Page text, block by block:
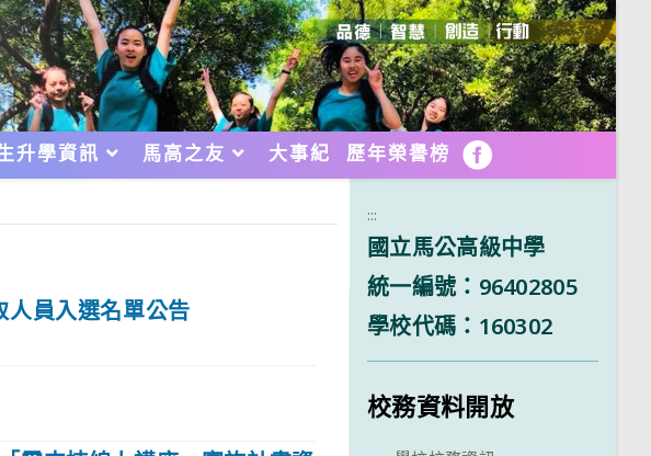
升學資訊 馬高之友 大事紀 歷年榮譽榜 FB
員入選名單公告
:::
國立馬公高級中學
統一編號：96402805
學校代碼：160302
校務資料開放